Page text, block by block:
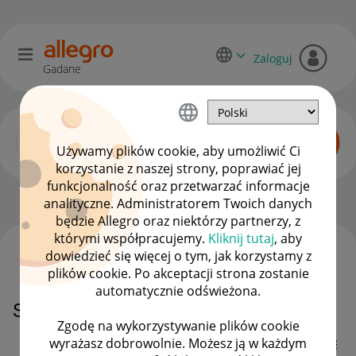
Używamy plików cookie, aby umożliwić Ci
korzystanie z naszej strony, poprawiać jej
funkcjonalność oraz przetwarzać informacje
analityczne. Administratorem Twoich danych
będzie Allegro oraz niektórzy partnerzy, z
którymi współpracujemy. Kliknij tutaj, aby
dowiedzieć się więcej o tym, jak korzystamy z
plików cookie. Po akceptacji strona zostanie
automatycznie odświeżona.
Zgodę na wykorzystywanie plików cookie
wyrażasz dobrowolnie. Możesz ją w każdym
Gadane
Zaloguj
Zaawansowani sprzedawcy OPCJE
Szybka wysyłka - jakość sprzedaży
bumper3
WSZYSTKIE TEMATY